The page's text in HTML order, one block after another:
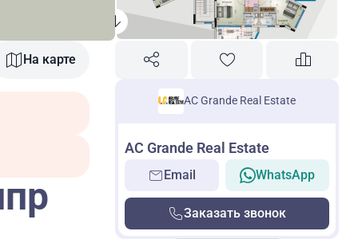
На карте
AC Grande Real Estate
AC Grande Real Estate
Email WhatsApp
Заказать звонок